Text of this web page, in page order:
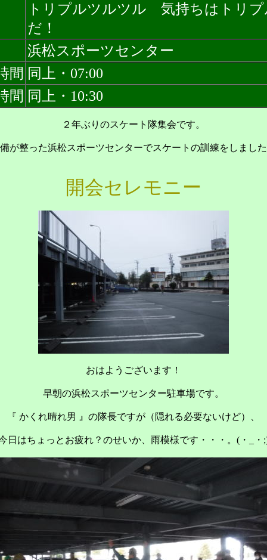
トリプルツルツル 気持ちはトリ
だ！
浜松スポーツセンター
間 同上・07:00
間 同上・10:30
２年ぶりのスケート隊集会です。
が整った浜松スポーツセンターでスケートの訓練をしまし
開会セレモニー
おはようございます！
早朝の浜松スポーツセンター駐車場です。
『 かくれ晴れ男 』の隊長ですが（隠れる必要ないけど）、
日はちょっとお疲れ？のせいか、雨模様です・・・。(・_・